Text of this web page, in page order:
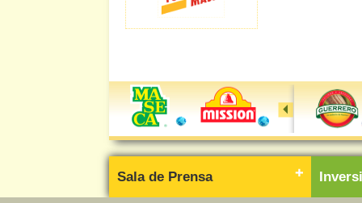
Sala de Prensa